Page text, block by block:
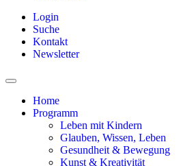
Login
Suche
Kontakt
Newsletter
Home
Programm
Leben mit Kindern
Glauben, Wissen, Leben
Gesundheit & Bewegung
Kunst & Kreativität